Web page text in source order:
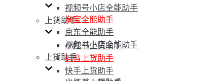
视频号小店全能助手
上货助手
小红书上货助手
抖音上货助手
快手上货助手
淘宝全能助手
京东全能助手
视频号小店全能助手
上货助手